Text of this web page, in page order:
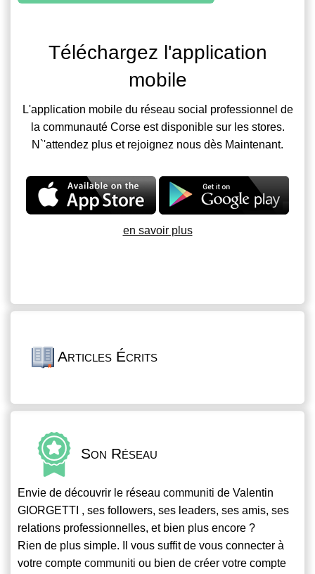
Téléchargez l'application
mobile
L'application mobile du réseau social professionnel de
la communauté Corse est disponible sur les stores.
N`'attendez plus et rejoignez nous dès Maintenant.
en savoir plus
Articles Écrits
Son Réseau
Envie de découvrir le réseau communiti de Valentin
GIORGETTI , ses followers, ses leaders, ses amis, ses
relations professionnelles, et bien plus encore ?
Rien de plus simple. Il vous suffit de vous connecter à
votre compte communiti ou bien de créer votre compte